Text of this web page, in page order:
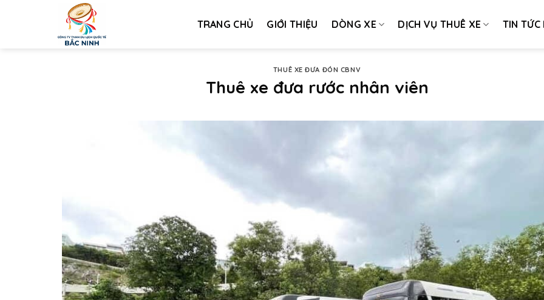
TRANG CHỦ GIỚI THIỆU DÒNG XE DỊCH VỤ THUÊ XE TIN TỨC
THUÊ XE ĐƯA ĐÓN CBNV
Thuê xe đưa rước nhân viên